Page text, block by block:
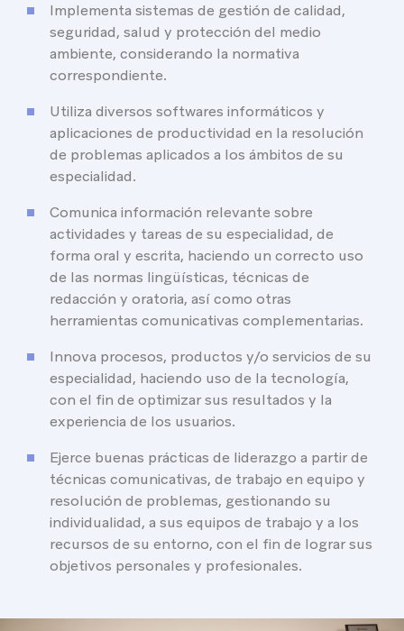
Implementa sistemas de gestión de calidad,
seguridad, salud y protección del medio
ambiente, considerando la normativa
correspondiente.
Utiliza diversos softwares informáticos y
aplicaciones de productividad en la resolución
de problemas aplicados a los ámbitos de su
especialidad.
Comunica información relevante sobre
actividades y tareas de su especialidad, de
forma oral y escrita, haciendo un correcto uso
de las normas lingüísticas, técnicas de
redacción y oratoria, así como otras
herramientas comunicativas complementarias.
Innova procesos, productos y/o servicios de su
especialidad, haciendo uso de la tecnología,
con el fin de optimizar sus resultados y la
experiencia de los usuarios.
Ejerce buenas prácticas de liderazgo a partir de
técnicas comunicativas, de trabajo en equipo y
resolución de problemas, gestionando su
individualidad, a sus equipos de trabajo y a los
recursos de su entorno, con el fin de lograr sus
objetivos personales y profesionales.